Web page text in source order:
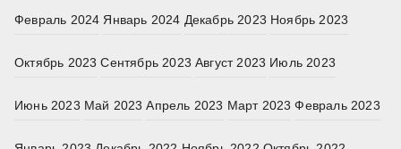
Февраль 2024 Январь 2024 Декабрь 2023 Ноябрь 2023
Октябрь 2023 Сентябрь 2023 Август 2023 Июль 2023
Июнь 2023 Май 2023 Апрель 2023 Март 2023 Февраль 2023